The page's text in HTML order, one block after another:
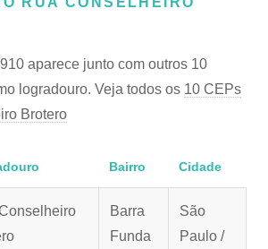
aparece junto com outros 10
logradouro. Veja todos os 10 CEPs
Brotero
Bairro Cidade
Barra
Funda
São
Paulo /